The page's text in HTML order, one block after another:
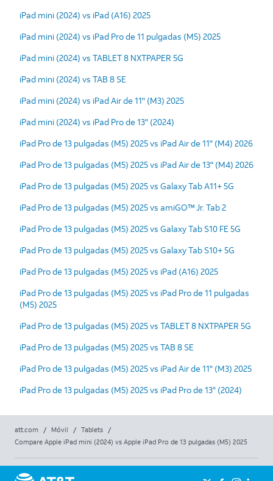
iPad mini (2024) vs iPad (A16) 2025
iPad mini (2024) vs iPad Pro de 11 pulgadas (M5) 2025
iPad mini (2024) vs TABLET 8 NXTPAPER 5G
iPad mini (2024) vs TAB 8 SE
iPad mini (2024) vs iPad Air de 11" (M3) 2025
iPad mini (2024) vs iPad Pro de 13" (2024)
iPad Pro de 13 pulgadas (M5) 2025 vs iPad Air de 11" (M4) 2026
iPad Pro de 13 pulgadas (M5) 2025 vs iPad Air de 13" (M4) 2026
iPad Pro de 13 pulgadas (M5) 2025 vs Galaxy Tab A11+ 5G
iPad Pro de 13 pulgadas (M5) 2025 vs amiGO™ Jr. Tab 2
iPad Pro de 13 pulgadas (M5) 2025 vs Galaxy Tab S10 FE 5G
iPad Pro de 13 pulgadas (M5) 2025 vs Galaxy Tab S10+ 5G
iPad Pro de 13 pulgadas (M5) 2025 vs iPad (A16) 2025
iPad Pro de 13 pulgadas (M5) 2025 vs iPad Pro de 11 pulgadas
(M5) 2025
iPad Pro de 13 pulgadas (M5) 2025 vs TABLET 8 NXTPAPER 5G
iPad Pro de 13 pulgadas (M5) 2025 vs TAB 8 SE
iPad Pro de 13 pulgadas (M5) 2025 vs iPad Air de 11" (M3) 2025
iPad Pro de 13 pulgadas (M5) 2025 vs iPad Pro de 13" (2024)
att.com / Móvil / Tablets
/
Compare Apple iPad mini (2024) vs Apple iPad Pro de 13 pulgadas (M5) 2025